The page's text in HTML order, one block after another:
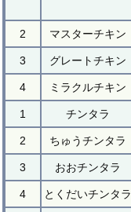
2 マスターチキン
3 グレートチキン
4 ミラクルチキン
1 チンタラ
2 ちゅうチンタラ
3 おおチンタラ
4 とくだいチンタラ